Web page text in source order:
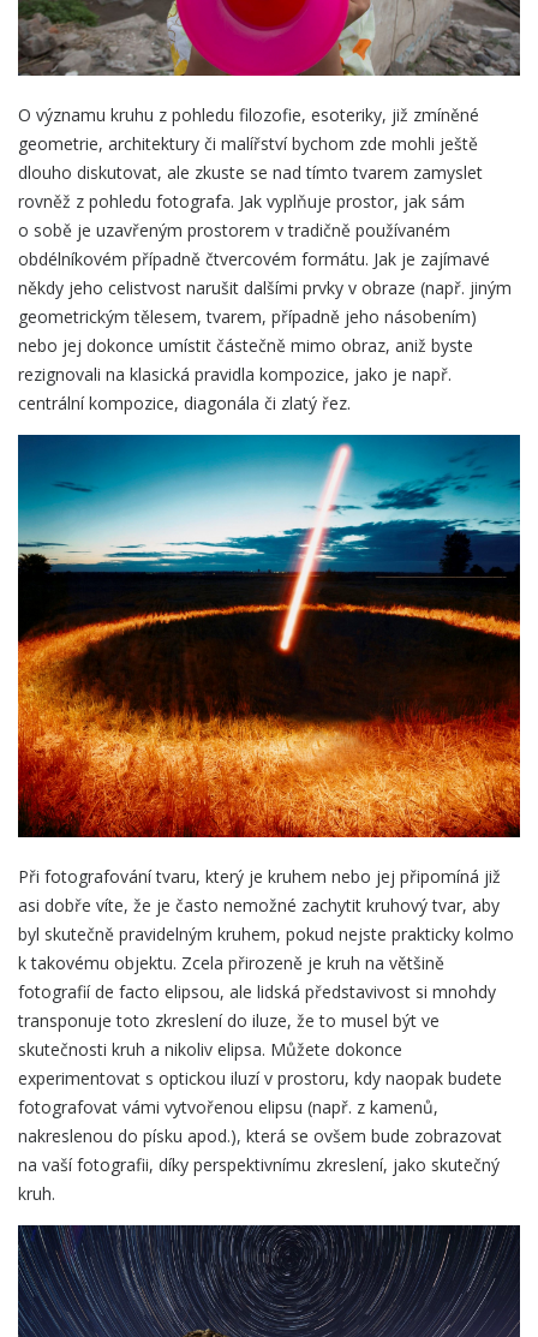
O významu kruhu z pohledu filozofie, esoteriky, již zmíněné
geometrie, architektury či malířství bychom zde mohli ještě
dlouho diskutovat, ale zkuste se nad tímto tvarem zamyslet
rovněž z pohledu fotografa. Jak vyplňuje prostor, jak sám
o sobě je uzavřeným prostorem v tradičně používaném
obdélníkovém případně čtvercovém formátu. Jak je zajímavé
někdy jeho celistvost narušit dalšími prvky v obraze (např. jiným
geometrickým tělesem, tvarem, případně jeho násobením)
nebo jej dokonce umístit částečně mimo obraz, aniž byste
rezignovali na klasická pravidla kompozice, jako je např.
centrální kompozice, diagonála či zlatý řez.
Při fotografování tvaru, který je kruhem nebo jej připomíná již
asi dobře víte, že je často nemožné zachytit kruhový tvar, aby
byl skutečně pravidelným kruhem, pokud nejste prakticky kolmo
k takovému objektu. Zcela přirozeně je kruh na většině
fotografií de facto elipsou, ale lidská představivost si mnohdy
transponuje toto zkreslení do iluze, že to musel být ve
skutečnosti kruh a nikoliv elipsa. Můžete dokonce
experimentovat s optickou iluzí v prostoru, kdy naopak budete
fotografovat vámi vytvořenou elipsu (např. z kamenů,
nakreslenou do písku apod.), která se ovšem bude zobrazovat
na vaší fotografii, díky perspektivnímu zkreslení, jako skutečný
kruh.